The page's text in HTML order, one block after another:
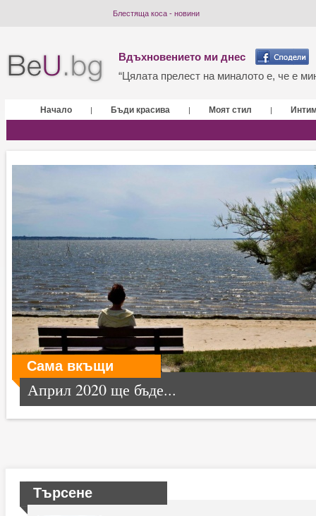
Блестяща коса - новини
Вдъхновението ми днес
“Цялата прелест на миналото е, че е
Начало | Бъди красива | Моят стил |
Сама вкъщи
Април 2020 ще бъде...
Търсене